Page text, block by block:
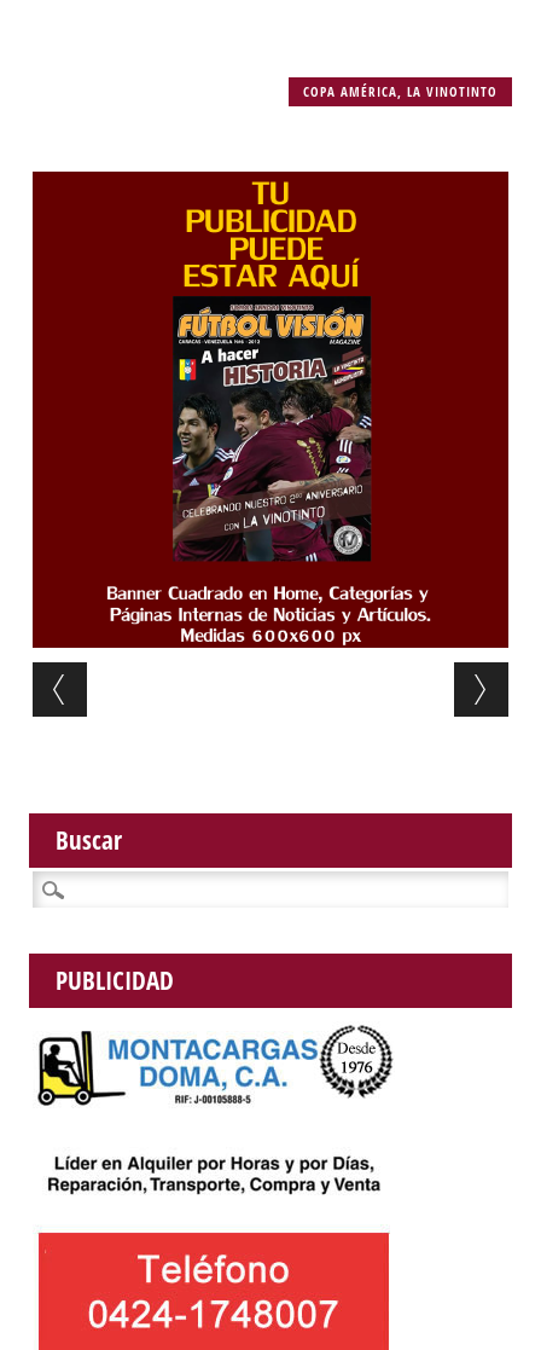
COPA AMÉRICA ,LA VINOTINTO
Post navigation
Buscar
Buscar:
PUBLICIDAD